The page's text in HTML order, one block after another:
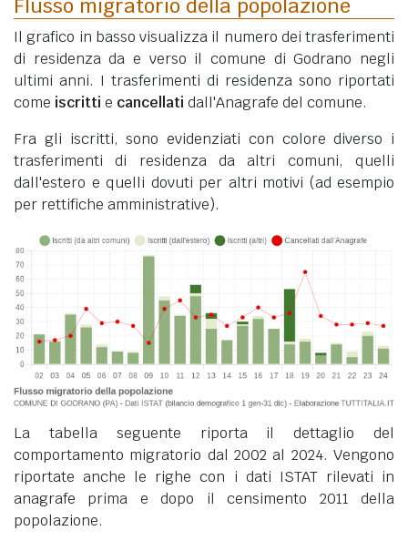
Flusso migratorio della popolazione
Il grafico in basso visualizza il numero dei trasferimenti
di residenza da e verso il comune di Godrano negli
ultimi anni. I trasferimenti di residenza sono riportati
come iscritti e cancellati dall'Anagrafe del comune.
Fra gli iscritti, sono evidenziati con colore diverso i
trasferimenti di residenza da altri comuni, quelli
dall'estero e quelli dovuti per altri motivi (ad esempio
per rettifiche amministrative).
La tabella seguente riporta il dettaglio del
comportamento migratorio dal 2002 al 2024. Vengono
riportate anche le righe con i dati ISTAT rilevati in
anagrafe prima e dopo il censimento 2011 della
popolazione.